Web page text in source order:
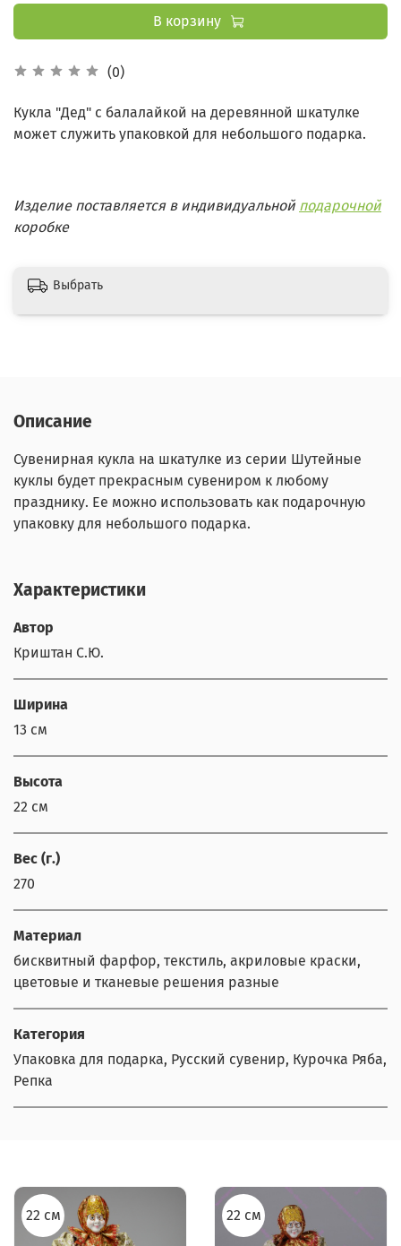
(0)
В корзину
Кукла "Дед" с балалайкой на деревянной шкатулке
может служить упаковкой для небольшого подарка.
Изделие поставляется в индивидуальной подарочной
коробке
Выбрать
Описание
Сувенирная кукла на шкатулке из серии Шутейные
куклы будет прекрасным сувениром к любому
празднику. Ее можно использовать как подарочную
упаковку для небольшого подарка.
Характеристики
Автор
Криштан С.Ю.
Ширина
13 см
Высота
22 см
Вес (г.)
270
Материал
бисквитный фарфор, текстиль, акриловые краски,
цветовые и тканевые решения разные
Категория
Упаковка для подарка, Русский сувенир, Курочка Ряба,
Репка
22 см 22 см